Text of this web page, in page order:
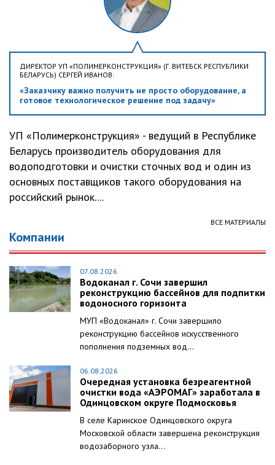
ДИРЕКТОР УП «ПОЛИМЕРКОНСТРУКЦИЯ» (Г. ВИТЕБСК РЕСПУБЛИКИ
БЕЛАРУСЬ) СЕРГЕЙ ИВАНОВ:
«Заказчику важно получить не просто оборудование, а
готовое технологическое решение под задачу»
УП «Полимерконструкция» - ведущий в Республике
Беларусь производитель оборудования для
водоподготовки и очистки сточных вод и один из
основных поставщиков такого оборудования на
российский рынок....
ВСЕ МАТЕРИАЛЫ
Компании
07.08.2026
Водоканал г. Сочи завершил
реконструкцию бассейнов для подпитки
водоносного горизонта
МУП «Водоканал» г. Сочи завершило
реконструкцию бассейнов искусственного
пополнения подземных вод...
06.08.2026
Очередная установка безреагентной
очистки вода «АЭРОМАГ» заработала в
Одинцовском округе Подмосковья
В селе Каринское Одинцовского округа
Московской области завершена реконструкция
водозаборного узла...